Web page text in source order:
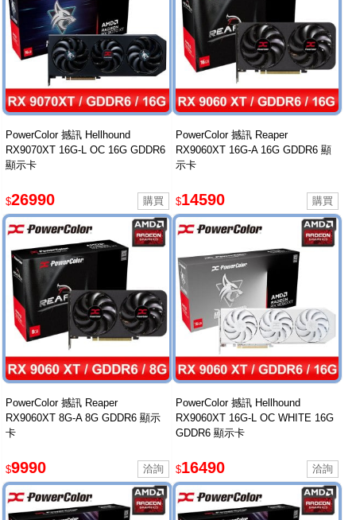
PowerColor 撼訊 Hellhound
RX9070XT 16G-L OC 16G GDDR6
顯示卡
$26990
PowerColor 撼訊 Reaper
RX9060XT 16G-A 16G GDDR6 顯
示卡
$14590
PowerColor 撼訊 Reaper
RX9060XT 8G-A 8G GDDR6 顯示
卡
$9990
PowerColor 撼訊 Hellhound
RX9060XT 16G-L OC WHITE 16G
GDDR6 顯示卡
$16490